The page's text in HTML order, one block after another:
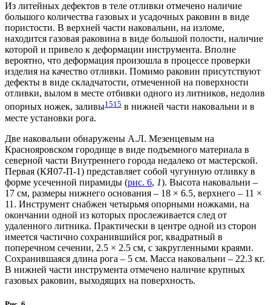
Из литейных дефектов в теле отливки отмечено наличие
большого количества газовых и усадочных раковин в виде
пористости. В верхней части наковальни, на изломе,
находится газовая раковина в виде большой полости, наличие
которой и привело к деформации инструмента. Вполне
вероятно, что деформация произошла в процессе проверки
изделия на качество отливки. Помимо раковин присутствуют
дефекты в виде складчатости, отмеченной на поверхности
отливки, вылом в месте отбивки одного из литников, недолив
опорных ножек, заливы1515 в нижней части наковальни и в
месте установки рога.
Две наковальни обнаружены А.Л. Мезенцевым на
Краснояровском городище в виде подъемного материала в
северной части Внутреннего города недалеко от мастерской.
Первая (КЯ07-П-1) представляет собой чугунную отливку в
форме усеченной пирамиды (рис. 6, 1). Высота наковальни –
17 см, размеры нижнего основания – 18 × 6.5, верхнего – 11 ×
11. Инструмент снабжен четырьмя опорными ножками, на
окончании одной из которых прослеживается след от
удаленного литника. Практически в центре одной из сторон
имеется частично сохранившийся рог, квадратный в
поперечном сечении, 2.5 × 2.5 см, с закругленными краями.
Сохранившаяся длина рога – 5 см. Масса наковальни – 22.3 кг.
В нижней части инструмента отмечено наличие крупных
газовых раковин, выходящих на поверхность.